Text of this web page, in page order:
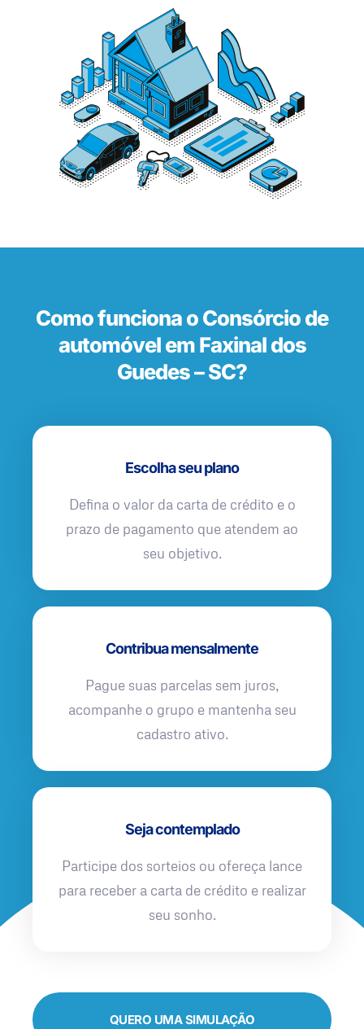
Como funciona o Consórcio de
automóvel em Faxinal dos
Guedes – SC?
Escolha seu plano
Defina o valor da carta de crédito e o
prazo de pagamento que atendem ao
seu objetivo.
Contribua mensalmente
Pague suas parcelas sem juros,
acompanhe o grupo e mantenha seu
cadastro ativo.
Seja contemplado
Participe dos sorteios ou ofereça lance
para receber a carta de crédito e realizar
seu sonho.
QUERO UMA SIMULAÇÃO